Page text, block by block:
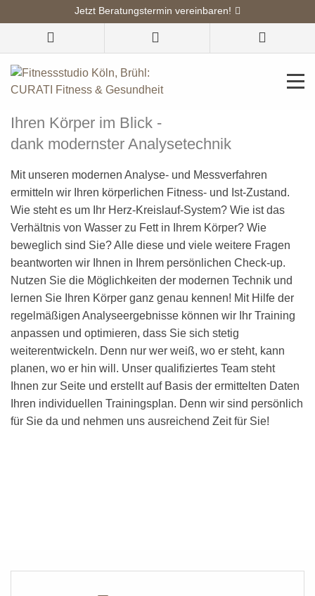
Jetzt Beratungstermin vereinbaren!
Diagnostik
CURATI Fitness & Gesundheit
Ihren Körper im Blick -
dank modernster Analysetechnik
Mit unseren modernen Analyse- und Messverfahren
ermitteln wir Ihren körperlichen Fitness- und Ist-Zustand.
Wie steht es um Ihr Herz-Kreislauf-System? Wie ist das
Verhältnis von Wasser zu Fett in Ihrem Körper? Wie
beweglich sind Sie? Alle diese und viele weitere Fragen
beantworten wir Ihnen in Ihrem persönlichen Check-up.
Nutzen Sie die Möglichkeiten der modernen Technik und
lernen Sie Ihren Körper ganz genau kennen! Mit Hilfe der
regelmäßigen Analyseergebnisse können wir Ihr Training
anpassen und optimieren, dass Sie sich stetig
weiterentwickeln. Denn nur wer weiß, wo er steht, kann
planen, wo er hin will. Unser qualifiziertes Team steht
Ihnen zur Seite und erstellt auf Basis der ermittelten Daten
Ihren individuellen Trainingsplan. Denn wir sind persönlich
für Sie da und nehmen uns ausreichend Zeit für Sie!